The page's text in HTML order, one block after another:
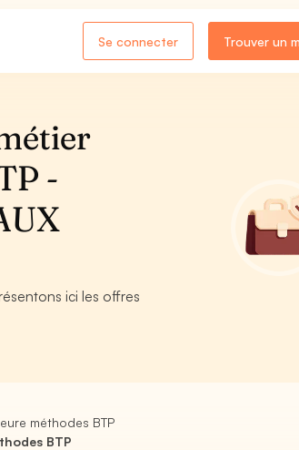
Se connecter Trouver un
-
ici les offres
méthodes BTP
BTP